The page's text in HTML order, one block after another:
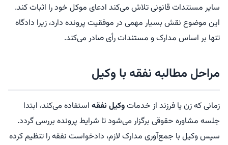
سایر مستندات قانونی تلاش می‌کند ادعای موکل خود را اثبات کند.
این موضوع نقش بسیار مهمی در موفقیت پرونده دارد، زیرا دادگاه
تنها بر اساس مدارک و مستندات رأی صادر می‌کند.
مراحل مطالبه نفقه با وکیل
زمانی که زن یا فرزند از خدماتوکیل نفقه استفاده می‌کند، ابتدا
جلسه مشاوره حقوقی برگزار می‌شود تا شرایط پرونده بررسی گردد.
سپس وکیل با جمع‌آوری مدارک لازم، دادخواست نفقه را تنظیم کرده